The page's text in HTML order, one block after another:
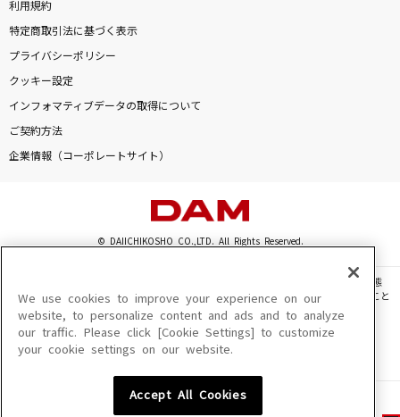
利用規約
特定商取引法に基づく表示
プライバシーポリシー
クッキー設定
インフォマティブデータの取得について
ご契約方法
企業情報（コーポレートサイト）
© DAIICHIKOSHO CO.,LTD. All Rights Reserved.
このサイトに掲載されている一切の文章・画像・写真・動画・音声等を、手段や形態
を問わず、著作権法の定める範囲を超えて無断で複製、転載、ファイル化などすること
を禁じます。
楽曲及びコンテンツは、機種によりご利用いただけない場合があります。
楽曲及びコンテンツの配信日、配信内容が変更になる場合があります。
We use cookies to improve your experience on our
website, to personalize content and ads and to analyze
our traffic. Please click [Cookie Settings] to customize
your cookie settings on our website.
Accept All Cookies